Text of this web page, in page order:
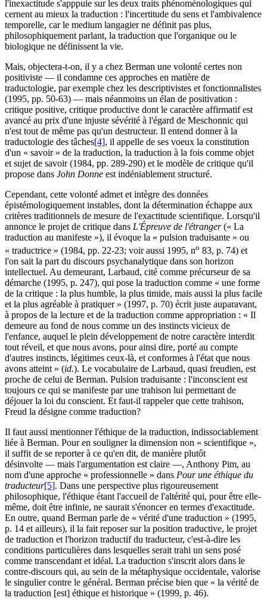
l'inexactitude s'apppuie sur les deux traits phénoménologiques qui
cernent au mieux la traduction : l'incertitude du sens et l'ambivalence
temporelle, car le medium langagier ne définit pas plus,
philosophiquement parlant, la traduction que l'organique ou le
biologique ne définissent la vie.
Mais, objectera-t-on, il y a chez Berman une volonté certes non
positiviste — il condamne ces approches en matière de
traductologie, par exemple chez les descriptivistes et fonctionnalistes
(1995, pp. 50-63) — mais néanmoins un élan de positivation :
critique positive, critique productive dont le caractère affirmatif est
avancé au prix d'une injuste sévérité à l'égard de Meschonnic qui
n'est tout de même pas qu'un destructeur. Il entend donner à la
traductologie des tâches[4], il appelle de ses voeux la constitution
d'un « savoir » de la traduction, la traduction à la fois comme objet
et sujet de savoir (1984, pp. 289-290) et le modèle de critique qu'il
propose dans John Donne est indéniablement structuré.
Cependant, cette volonté admet et intègre des données
épistémologiquement instables, dont la détermination échappe aux
critères traditionnels de mesure de l'exactitude scientifique. Lorsqu'il
annonce le projet de critique dans L'Épreuve de l'étranger(« La
traduction au manifeste »), il évoque la « pulsion traduisante » ou
« traductrice » (1984, pp. 22-23; voir aussi 1995, no 83, p. 74) et
l'on sait la part du discours psychanalytique dans son horizon
intellectuel. Au demeurant, Larbaud, cité comme précurseur de sa
démarche (1995, p. 247), qui pose la traduction comme « une forme
de la critique : la plus humble, la plus timide, mais aussi la plus facile
et la plus agréable à pratiquer » (1997, p. 70) écrit juste auparavant,
à propos de la lecture et de la traduction comme appropriation : « Il
demeure au fond de nous comme un des instincts vicieux de
l'enfance, auquel le plein développement de notre caractère interdit
tout réveil, et que nous avons, pour ainsi dire, porté au compte
d'autres instincts, légitimes ceux-là, et conformes à l'état que nous
avons atteint » (id.). Le vocabulaire de Larbaud, quasi freudien, est
proche de celui de Berman. Pulsion traduisante : l'inconscient est
toujours ce qui se manifeste par une trahison lui permettant de
déjouer la loi du conscient. Et faut-il rappeler que cette trahison,
Freud la désigne comme traduction?
Il faut aussi mentionner l'éthique de la traduction, indissociablement
liée à Berman. Pour en souligner la dimension non « scientifique »,
il suffit de se reporter à ce qu'en dit, de manière plutôt
désinvolte — mais l'argumentation est claire —, Anthony Pim, au
nom d'une approche « professionnelle » dans Pour une éthique du
traducteur[5]. Dans une perspective plus rigoureusement
philosophique, l'éthique étant l'accueil de l'altérité qui, pour être elle-
même, doit être infinie, ne saurait s'énoncer en termes d'exactitude.
En outre, quand Berman parle de « vérité d'une traduction » (1995,
p. 14 et ailleurs), il la fait reposer sur la position traductive, le projet
de traduction et l'horizon traductif du traducteur, c'est-à-dire les
conditions particulières dans lesquelles serait trahi un sens posé
comme transcendant et idéal. La traduction s'inscrit alors dans le
contre-discours qui, au sein de la métaphysique occidentale, valorise
le singulier contre le général. Berman précise bien que « la vérité de
la traduction [est] éthique et historique » (1999, p. 46).